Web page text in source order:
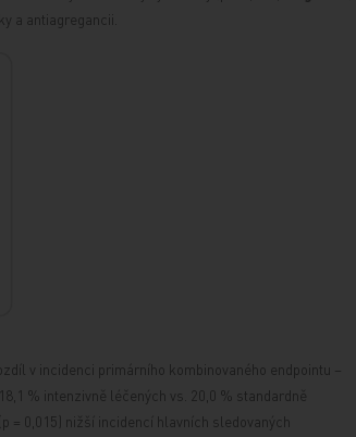
a antiagregancii.
v incidenci primárního kombinovaného endpointu –
% intenzivně léčených vs. 20,0 % standardně
= 0,015) nižší incidencí hlavních sledovaných